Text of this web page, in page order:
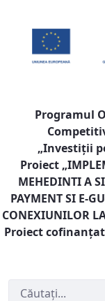
Programul
„Investiţii
Proiect „
MEHEDINTI A
PAYMENT SI E-
CONEXIUNILOR
Proiect